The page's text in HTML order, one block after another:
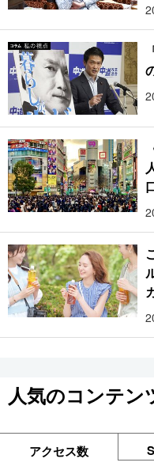
人気のコンテン
アクセス数